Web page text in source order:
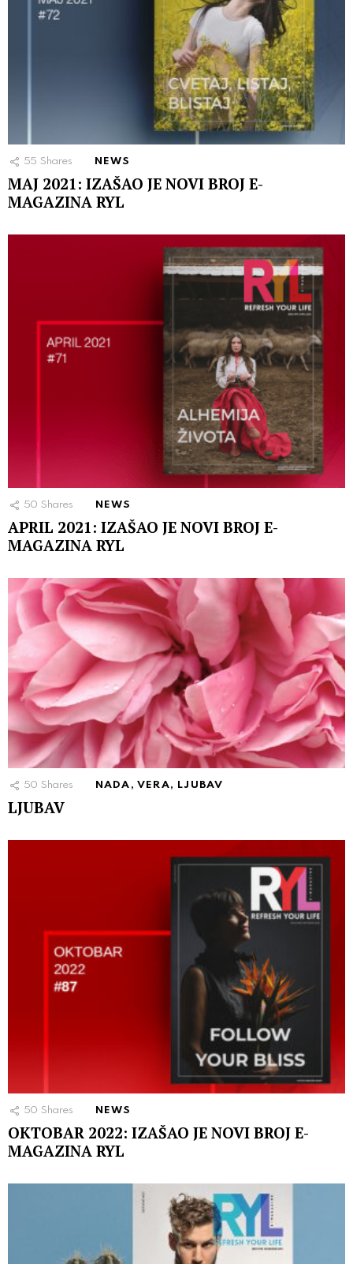
55 Shares NEWS
MAJ 2021: IZAŠAO JE NOVI BROJ E-
MAGAZINA RYL
50 Shares NEWS
APRIL 2021: IZAŠAO JE NOVI BROJ E-
MAGAZINA RYL
50 Shares NADA, VERA, LJUBAV
LJUBAV
50 Shares NEWS
OKTOBAR 2022: IZAŠAO JE NOVI BROJ E-
MAGAZINA RYL